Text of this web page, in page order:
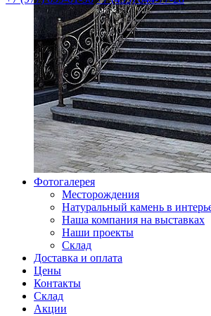
Фотогалерея
Месторождения
Натуральный камень в
Наша компания на выставках
Наши проекты
Склад
Доставка и оплата
Цены
Контакты
Склад
Акции